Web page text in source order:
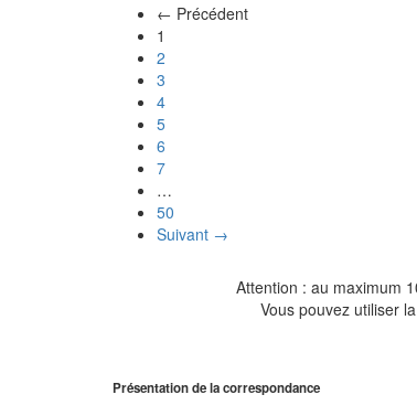
← Précédent
1
2
3
4
5
6
7
…
50
Suivant →
Attention : au maximum
Vous pouvez utiliser
Présentation de la correspondance